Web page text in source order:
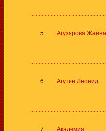
5 Агузарова Жанна
6 Агутин Леонид
7 Академия